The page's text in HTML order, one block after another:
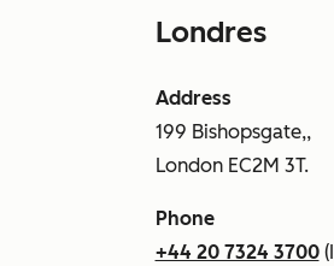
Londres
Address
199 Bishopsgate,,
London EC2M 3T.
Phone
+44 20 7324 3700